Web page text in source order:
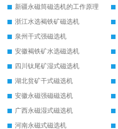
新疆永磁筒磁选机的工作原理
浙江水选褐铁矿磁选机
泉州干式强磁选机
安徽褐铁矿水选磁选机
四川钛尾矿湿式磁选机
湖北贫矿干式磁选机
安徽永磁强磁磁选机
广西永磁湿式磁选机
河南永磁式磁选机